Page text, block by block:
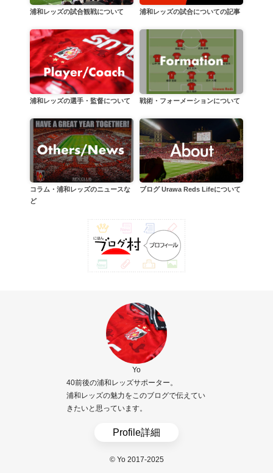
浦和レッズの試合観戦について 浦和レッズの試合についての記事
浦和レッズの選手・監督について 戦術・フォーメーションについて
コラム・浦和レッズのニュースな
ど
ブログ Urawa Reds Lifeについて
Yo
40前後の浦和レッズサポーター。
浦和レッズの魅力をこのブログで伝えてい
きたいと思っています。
Profile詳細
© Yo 2017-2025